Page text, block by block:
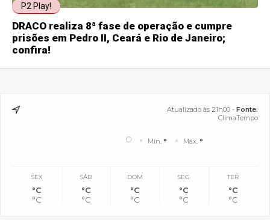
P2 Play!
DRACO realiza 8ª fase de operação e cumpre
prisões em Pedro II, Ceará e Rio de Janeiro;
confira!
Atualizado às 21h00 - Fonte:
ClimaTempo
° Mín.° Máx.°
SEX
°C
°C
SÁB
°C
°C
DOM
°C
°C
SEG
°C
°C
TER
°C
°C